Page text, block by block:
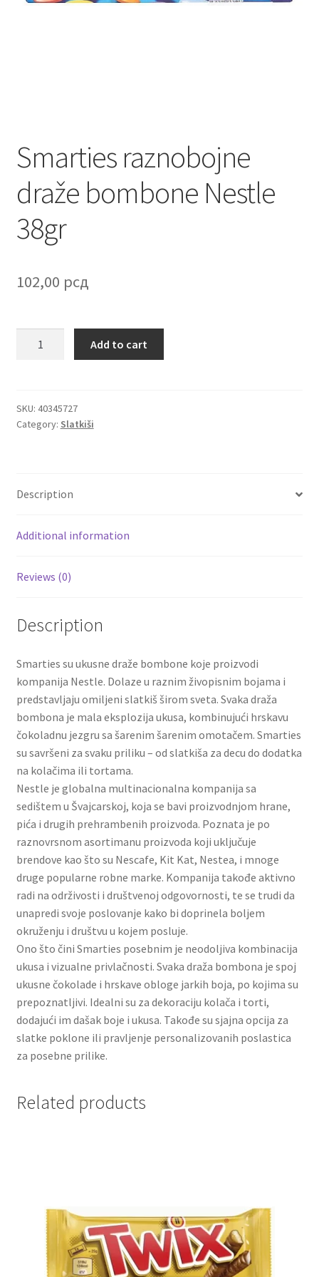
Cveće
Delivery
Destilati
FAQ
Igračke
Cvece
Destilati
Jack Daniel’s
Rakija
Poklon aranzmani izdvajamo
Pokloni
Pokloni za 8. mart
Pokloni za Dan zaljubljenih
Pokloni za devojku
Login
My account
Naši partneri
Newsletter
Poklon aranžmani
Prijava za masterclass
Prodavnica
Product page
Smarties raznobojne
draže bombone Nestle
38gr
102,00 рсд
Nestle
38gr
Add to cart
SKU: 40345727
Category: Slatkiši
Description
Additional information
Reviews (0)
Description
Smarties su ukusne draže bombone koje proizvodi
kompanija Nestle. Dolaze u raznim živopisnim bojama i
predstavljaju omiljeni slatkiš širom sveta. Svaka draža
bombona je mala eksplozija ukusa, kombinujući hrskavu
čokoladnu jezgru sa šarenim šarenim omotačem. Smarties
su savršeni za svaku priliku – od slatkiša za decu do dodatka
na kolačima ili tortama.
Nestle je globalna multinacionalna kompanija sa
sedištem u Švajcarskoj, koja se bavi proizvodnjom hrane,
pića i drugih prehrambenih proizvoda. Poznata je po
raznovrsnom asortimanu proizvoda koji uključuje
brendove kao što su Nescafe, Kit Kat, Nestea, i mnoge
druge popularne robne marke. Kompanija takođe aktivno
radi na održivosti i društvenoj odgovornosti, te se trudi da
unapredi svoje poslovanje kako bi doprinela boljem
okruženju i društvu u kojem posluje.
Ono što čini Smarties posebnim je neodoljiva kombinacija
ukusa i vizualne privlačnosti. Svaka draža bombona je spoj
ukusne čokolade i hrskave obloge jarkih boja, po kojima su
prepoznatljivi. Idealni su za dekoraciju kolača i torti,
dodajući im dašak boje i ukusa. Takođe su sjajna opcija za
slatke poklone ili pravljenje personalizovanih poslastica
za posebne prilike.
Related products